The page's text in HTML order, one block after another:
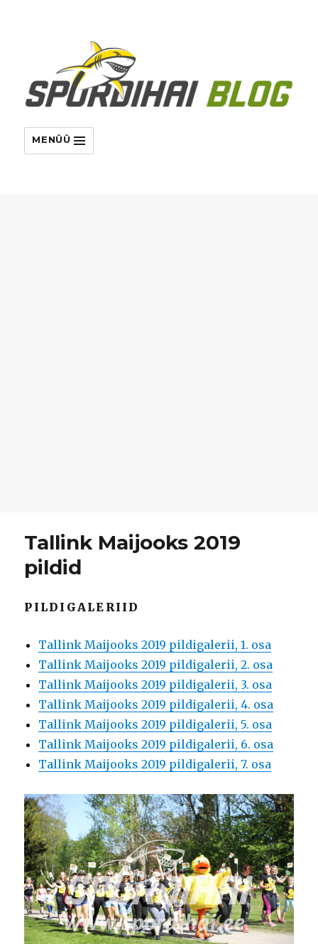
MENÜÜ
Tallink Maijooks 2019
pildid
PILDIGALERIID
Tallink Maijooks 2019 pildigalerii, 1. osa
Tallink Maijooks 2019 pildigalerii, 2. osa
Tallink Maijooks 2019 pildigalerii, 3. osa
Tallink Maijooks 2019 pildigalerii, 4. osa
Tallink Maijooks 2019 pildigalerii, 5. osa
Tallink Maijooks 2019 pildigalerii, 6. osa
Tallink Maijooks 2019 pildigalerii, 7. osa